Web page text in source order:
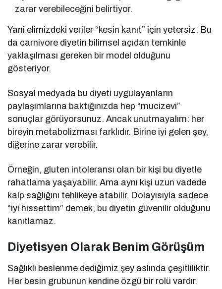
zarar verebileceğini belirtiyor.
Yani elimizdeki veriler “kesin kanıt” için yetersiz. Bu
da carnivore diyetin bilimsel açıdan temkinle
yaklaşılması gereken bir model olduğunu
gösteriyor.
Sosyal medyada bu diyeti uygulayanların
paylaşımlarına baktığınızda hep “mucizevi”
sonuçlar görüyorsunuz. Ancak unutmayalım: her
bireyin metabolizması farklıdır. Birine iyi gelen şey,
diğerine zarar verebilir.
Örneğin, gluten intoleransı olan bir kişi bu diyetle
rahatlama yaşayabilir. Ama aynı kişi uzun vadede
kalp sağlığını tehlikeye atabilir. Dolayısıyla sadece
“iyi hissettim” demek, bu diyetin güvenilir olduğunu
kanıtlamaz.
Diyetisyen Olarak Benim Görüşüm
Sağlıklı beslenme dediğimiz şey aslında çeşitliliktir.
Her besin grubunun kendine özgü bir rolü vardır.